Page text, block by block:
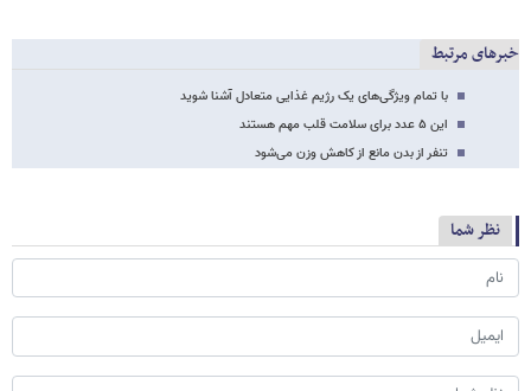
خبرهای مرتبط
با تمام ویژگی‌های یک رژیم غذایی متعادل آشنا شوید
این ۵ عدد برای سلامت قلب مهم هستند
تنفر از بدن مانع از کاهش وزن می‌شود
نظر شما